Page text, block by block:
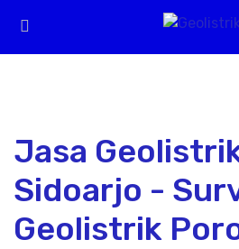
Jasa
Sidoarjo -
Geolistrik